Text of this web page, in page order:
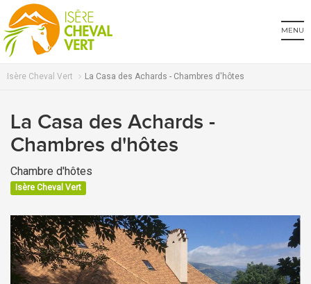
MENU
Isère Cheval Vert La Casa des Achards - Chambres d'hôtes
La Casa des Achards -
Chambres d'hôtes
Chambre d'hôtes
Isère Cheval Vert